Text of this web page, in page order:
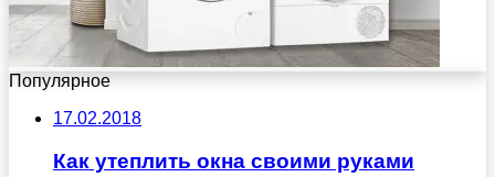
Популярное
17.02.2018
Как утеплить окна своими руками